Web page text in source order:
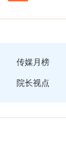
传媒月榜
院长视点